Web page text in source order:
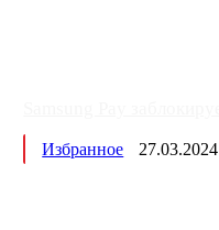
Избранное 27.03.2024